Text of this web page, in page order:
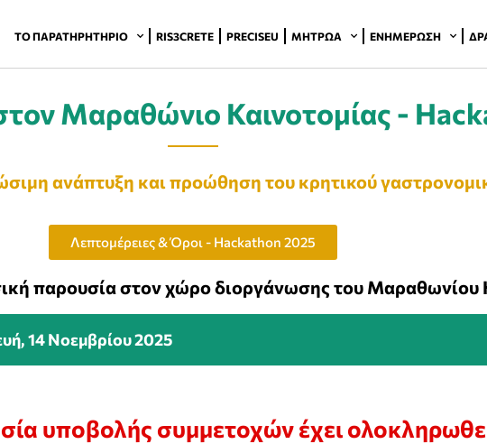
ΤΟ ΠΑΡΑΤΗΡΗΤΉΡΙΟ RIS3CRETE PRECISEU ΜΗΤΡΏΑ ΕΝΗΜΈΡΩΣΗ
Μαραθώνιο Καινοτομίας -
ανάπτυξη και προώθηση του κρητικού
Λεπτομέρειες & Όροι - Hackathon 2025
παρουσία στον χώρο διοργάνωσης του Μαραθωνίου
14 Νοεμβρίου 2025
υποβολής συμμετοχών έχει